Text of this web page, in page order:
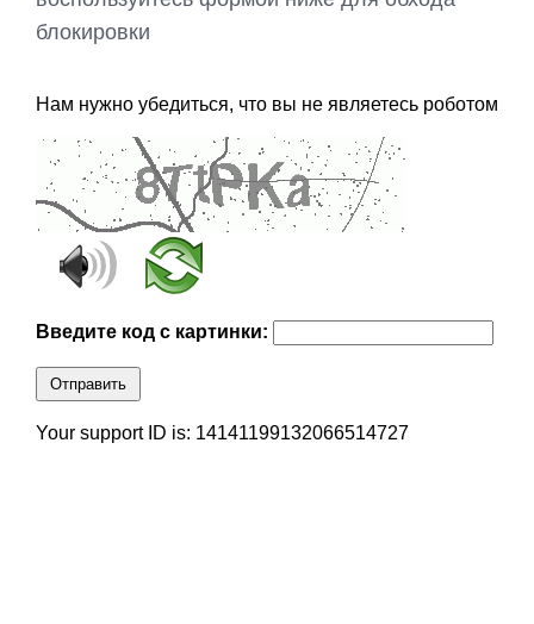
блокировки
Нам нужно убедиться, что вы не являетесь роботом
Введите код с картинки:
Отправить
Your support ID is: 14141199132066514727